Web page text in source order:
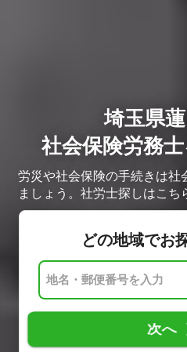
埼玉県
社会保険労務
労災や社会保険の手続きは社
ましょう。社労士探しはこち
どの地域でお
次へ